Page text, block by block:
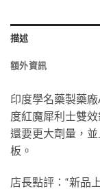
描述
額外資訊
印度學名藥製藥
度紅魔犀利士雙
還要更大劑量，
板。
店長點評：“新品